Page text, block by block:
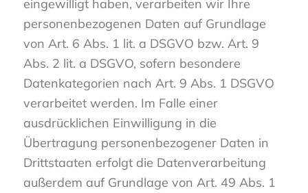
eingewilligt haben, verarbeiten wir Ihre
personenbezogenen Daten auf Grundlage
von Art. 6 Abs. 1 lit. a DSGVO bzw. Art. 9
Abs. 2 lit. a DSGVO, sofern besondere
Datenkategorien nach Art. 9 Abs. 1 DSGVO
verarbeitet werden. Im Falle einer
ausdrücklichen Einwilligung in die
Übertragung personenbezogener Daten in
Drittstaaten erfolgt die Datenverarbeitung
außerdem auf Grundlage von Art. 49 Abs. 1